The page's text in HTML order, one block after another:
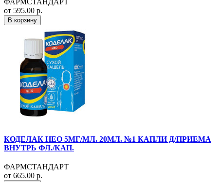
ФАРМСТАНДАРТ
от 595.00 р.
В корзину
КОДЕЛАК НЕО 5МГ/МЛ. 20МЛ. №1 КАПЛИ Д/ПРИЕМА
ВНУТРЬ ФЛ./КАП.
ФАРМСТАНДАРТ
от 665.00 р.